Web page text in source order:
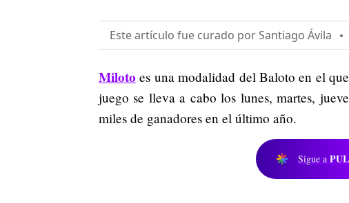
Este artículo fue curado por Santiago Ávila
Miloto es una modalidad del Baloto en el
juego se lleva a cabo los lunes, martes,
miles de ganadores en el último año.
Sigue a